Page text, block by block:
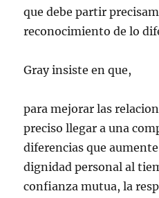
que debe partir
reconocimiento de lo
Gray insiste en que,
para mejorar las
preciso llegar a una
diferencias que
dignidad personal al
confianza mutua, la